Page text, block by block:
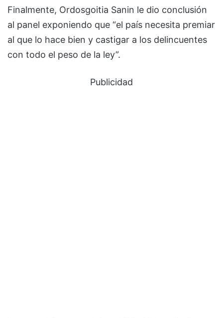
Finalmente, Ordosgoitia Sanin le dio conclusión
al panel exponiendo que “el país necesita premiar
al que lo hace bien y castigar a los delincuentes
con todo el peso de la ley”.
Publicidad